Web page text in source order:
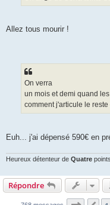
Allez tous mourir !
On verra
un mois et demi quand
comment j'articule le
Euh... j'ai dépensé 590€ en
Heureux détenteur de Quatre
Répondre